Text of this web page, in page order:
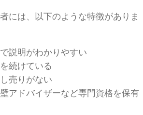
には、以下のような特徴がありま
説明がわかりやすい
続けている
売りがない
アドバイザーなど専門資格を保有